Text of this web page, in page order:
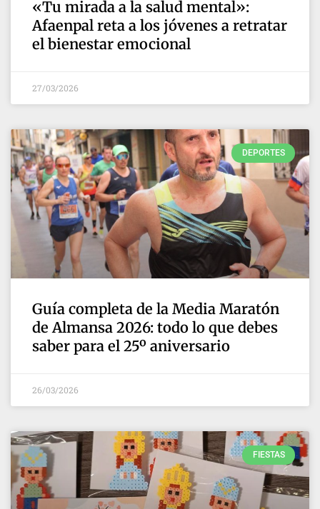
«Tu mirada a la salud mental»:
Afaenpal reta a los jóvenes a retratar
el bienestar emocional
27/03/2026
DEPORTES
Guía completa de la Media Maratón
de Almansa 2026: todo lo que debes
saber para el 25º aniversario
26/03/2026
FIESTAS